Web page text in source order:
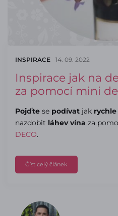
INSPIRACE 14. 09. 2022
Inspirace jak na
za pomocí mini
Pojďte se podívat jak rychle
nazdobit láhev vína za
DECO.
Číst celý článek